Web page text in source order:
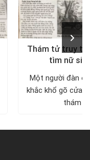
Thám tử truy
tìm nữ
Một người đàn
khắc khổ gõ cửa
thám